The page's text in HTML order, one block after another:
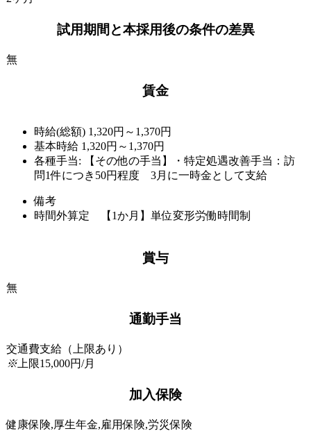
試用期間と本採用後の条件の差異
無
賃金
時給(総額) 1,320円～1,370円
基本時給 1,320円～1,370円
各種手当: 【その他の手当】・特定処遇改善手当：訪
問1件につき50円程度 3月に一時金として支給
備考
時間外算定 【1か月】単位変形労働時間制
賞与
無
通勤手当
交通費支給（上限あり）
※ 上限15,000円/月
加入保険
健康保険,厚生年金,雇用保険,労災保険